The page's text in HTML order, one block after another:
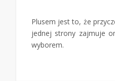
Plusem jest to, że
jednej strony zajmuje
wyborem.